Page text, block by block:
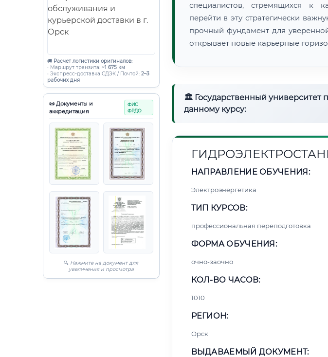
🚚 Расчет логистики оригиналов:
• Маршрут транзита: ~1 675 км
• Экспресс-доставка СДЭК / Почтой: 2–3
рабочих дня
📜 Документы и
аккредитация
ФИС
ФРДО
🔍 Нажмите на документ для
увеличения и просмотра
специалистов, стремящихся к
перейти в эту стратегически
прочный фундамент для
открывает новые карьерные
🏛 Государственный университет
данному курсу:
НАПРАВЛЕНИЕ ОБУЧЕНИЯ:
Электроэнергетика
ТИП КУРСОВ:
профессиональная переподготовка
ФОРМА ОБУЧЕНИЯ:
очно-заочно
КОЛ-ВО ЧАСОВ:
1010
РЕГИОН:
Орск
ВЫДАВАЕМЫЙ ДОКУМЕНТ: